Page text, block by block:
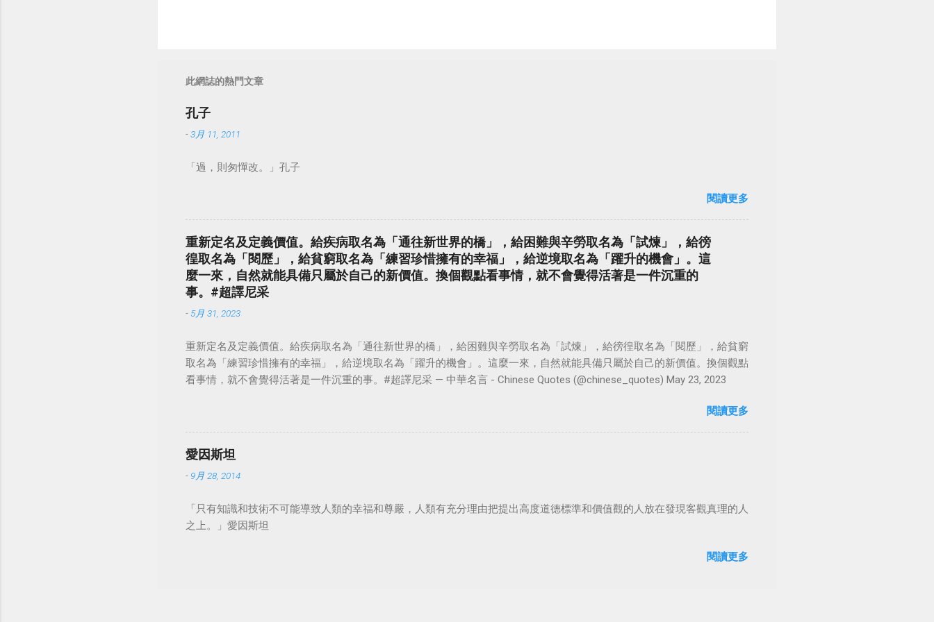
此網誌的熱門文章
孔子
-3月 11, 2011
「過，則匆憚改。」孔子
閱讀更多
重新定名及定義價值。給疾病取名為「通往新世界的橋」，給困難與辛勞取名為「試煉」，給徬
徨取名為「閱歷」，給貧窮取名為「練習珍惜擁有的幸福」，給逆境取名為「躍升的機會」。這
麼一來，自然就能具備只屬於自己的新價值。換個觀點看事情，就不會覺得活著是一件沉重的
事。#超譯尼采
- 5月 31, 2023
重新定名及定義價值。給疾病取名為「通往新世界的橋」，給困難與辛勞取名為「試煉」，給徬徨取名為「閱歷」，給貧窮
取名為「練習珍惜擁有的幸福」，給逆境取名為「躍升的機會」。這麼一來，自然就能具備只屬於自己的新價值。換個觀點
看事情，就不會覺得活著是一件沉重的事。#超譯尼采 — 中華名言 - Chinese Quotes (@chinese_quotes) May 23, 2023
閱讀更多
愛因斯坦
- 9月 28, 2014
「只有知識和技術不可能導致人類的幸福和尊嚴，人類有充分理由把提出高度道德標準和價值觀的人放在發現客觀真理的人
之上。」愛因斯坦
閱讀更多